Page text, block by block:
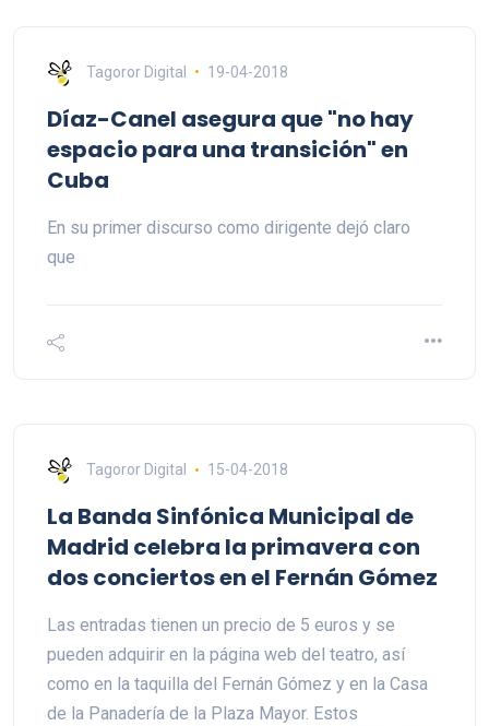
Tagoror Digital 19-04-2018
Díaz-Canel asegura que "no hay
espacio para una transición" en
Cuba
En su primer discurso como dirigente dejó claro
que
Tagoror Digital 15-04-2018
La Banda Sinfónica Municipal de
Madrid celebra la primavera con
dos conciertos en el Fernán Gómez
Las entradas tienen un precio de 5 euros y se
pueden adquirir en la página web del teatro, así
como en la taquilla del Fernán Gómez y en la Casa
de la Panadería de la Plaza Mayor. Estos